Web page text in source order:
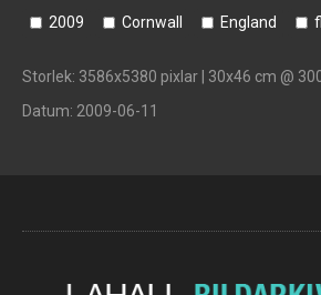
2009 Cornwall England
Storlek: 3586x5380 pixlar | 30x46 cm @
Datum: 2009-06-11